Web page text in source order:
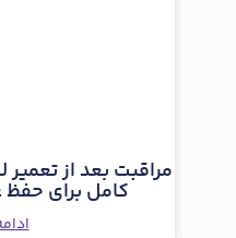
مراقبت بعد از
کامل برای